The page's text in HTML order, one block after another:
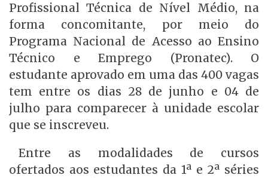
Profissional Técnica de Nível Médio, na
forma concomitante, por meio do
Programa Nacional de Acesso ao Ensino
Técnico e Emprego (Pronatec). O
estudante aprovado em uma das 400 vagas
tem entre os dias 28 de junho e 04 de
julho para comparecer à unidade escolar
que se inscreveu.
Entre as modalidades de cursos
ofertados aos estudantes da 1ª e 2ª séries